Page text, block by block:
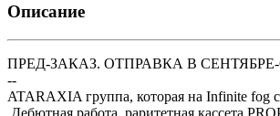
Описание
ПРЕД-ЗАКАЗ. ОТПРАВКА В СЕНТЯБРЕ-
--
ATARAXIA группа, которая на Infinite fog
Дебютная работа, раритетная кассета